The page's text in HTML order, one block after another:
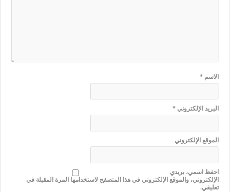
الاسم*
البريد الإلكتروني*
الموقع الإلكتروني
احفظ اسمي، بريدي
الإلكتروني، والموقع الإلكتروني في هذا المتصفح لاستخدامها المرة المقبلة في
تعليقي.